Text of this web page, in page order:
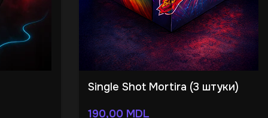
Single Shot Mortira (3 штуки)
190,00 MDL